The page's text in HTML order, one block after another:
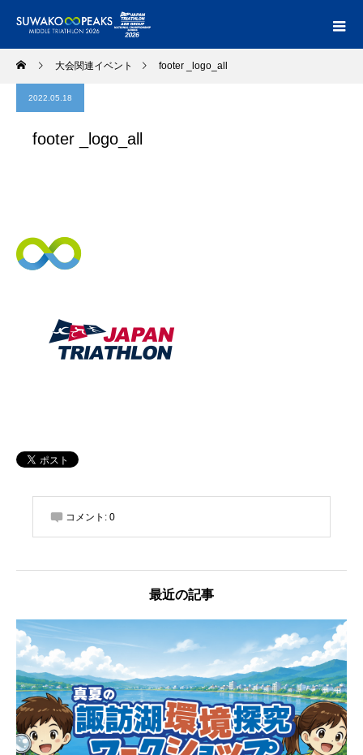
大会関連イベント footer _logo_all
2022.05.18
footer _logo_all
コメント: 0
最近の記事